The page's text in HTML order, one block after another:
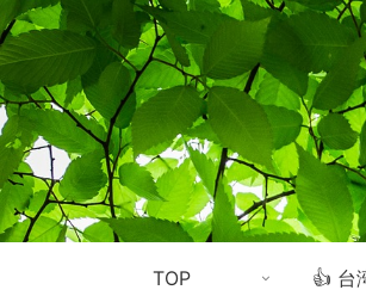
TOP 👍 台